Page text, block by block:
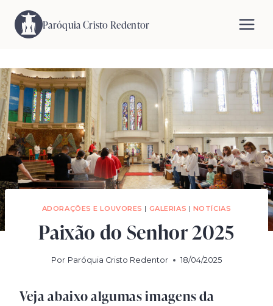
para
Paróquia Cristo Redentor
ADORAÇÕES E LOUVORES | GALERIAS | NOTÍCIAS
Paixão do Senhor 2025
Por Paróquia Cristo Redentor 18/04/2025
Veja abaixo algumas imagens da